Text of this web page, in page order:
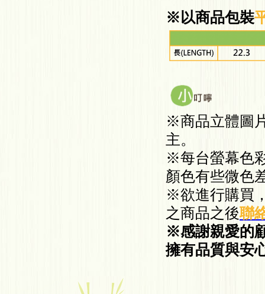
※以商品包裝
※商品立體圖
主。
※每台螢幕色
顏色有些微色
※欲進行購買
之商品之後聯
※感謝親愛的
擁有品質與安